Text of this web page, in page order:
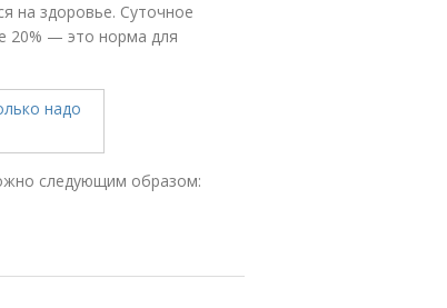
на здоровье. Суточное
20% — это норма для
следующим образом: